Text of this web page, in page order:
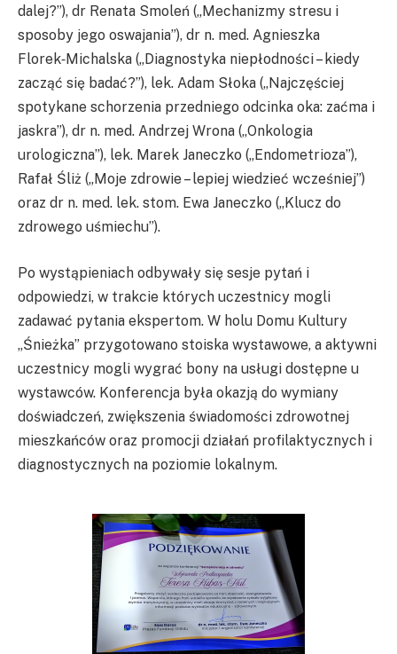
dalej?”), dr Renata Smoleń („Mechanizmy stresu i
sposoby jego oswajania”), dr n. med. Agnieszka
Florek‑Michalska („Diagnostyka niepłodności – kiedy
zacząć się badać?”), lek. Adam Słoka („Najczęściej
spotykane schorzenia przedniego odcinka oka: zaćma i
jaskra”), dr n. med. Andrzej Wrona („Onkologia
urologiczna”), lek. Marek Janeczko („Endometrioza”),
Rafał Śliż („Moje zdrowie – lepiej wiedzieć wcześniej”)
oraz dr n. med. lek. stom. Ewa Janeczko („Klucz do
zdrowego uśmiechu”).
Po wystąpieniach odbywały się sesje pytań i
odpowiedzi, w trakcie których uczestnicy mogli
zadawać pytania ekspertom. W holu Domu Kultury
„Śnieżka” przygotowano stoiska wystawowe, a aktywni
uczestnicy mogli wygrać bony na usługi dostępne u
wystawców. Konferencja była okazją do wymiany
doświadczeń, zwiększenia świadomości zdrowotnej
mieszkańców oraz promocji działań profilaktycznych i
diagnostycznych na poziomie lokalnym.